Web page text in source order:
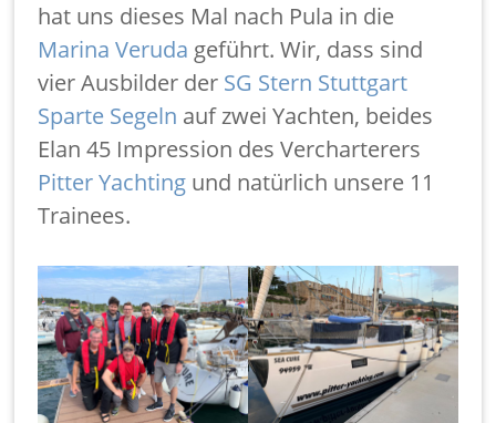
hat uns dieses Mal nach Pula in die
Marina Veruda geführt. Wir, dass sind
vier Ausbilder der SG Stern Stuttgart
Sparte Segeln auf zwei Yachten, beides
Elan 45 Impression des Vercharterers
Pitter Yachting und natürlich unsere 11
Trainees.